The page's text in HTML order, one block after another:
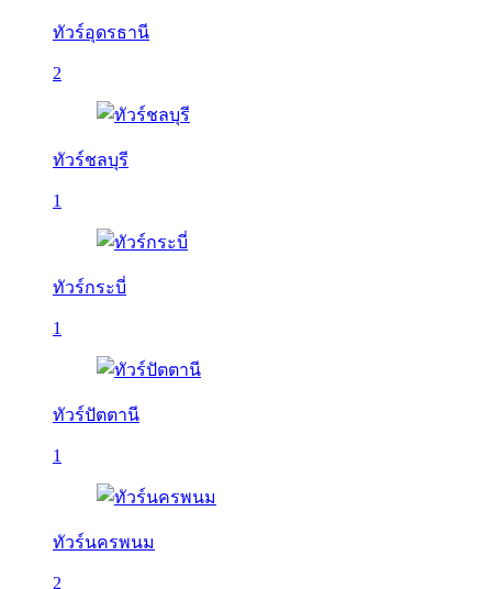
ทัวร์อุดรธานี
2
ทัวร์ชลบุรี
1
ทัวร์กระบี่
1
ทัวร์ปัตตานี
1
ทัวร์นครพนม
2